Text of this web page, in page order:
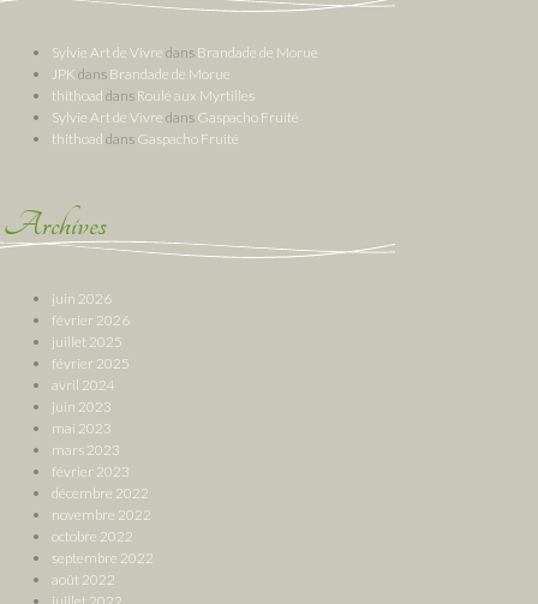
Sylvie Art de Vivre dans Brandade de Morue
JPK dans Brandade de Morue
thithoad dans Roulé aux Myrtilles
Sylvie Art de Vivre dans Gaspacho Fruité
thithoad dans Gaspacho Fruité
Archives
juin 2026
février 2026
juillet 2025
février 2025
avril 2024
juin 2023
mai 2023
mars 2023
février 2023
décembre 2022
novembre 2022
octobre 2022
septembre 2022
août 2022